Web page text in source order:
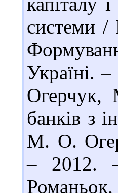
системи
Україні.
Огерчук,
банків з
М. О.
–